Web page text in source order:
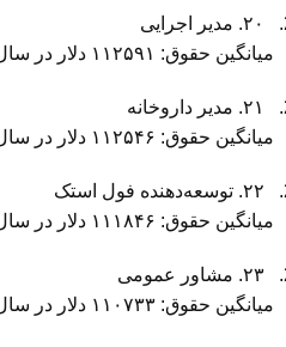
۲۰. مدیر اجرایی
میانگین حقوق: ۱۱۲۵۹۱ دلار در سال
۲۱. مدیر داروخانه
میانگین حقوق: ۱۱۲۵۴۶ دلار در سال
۲۲. توسعه‌دهنده فول استک
میانگین حقوق: ۱۱۱۸۴۶ دلار در سال
۲۳. مشاور عمومی
میانگین حقوق: ۱۱۰۷۳۳ دلار در سال